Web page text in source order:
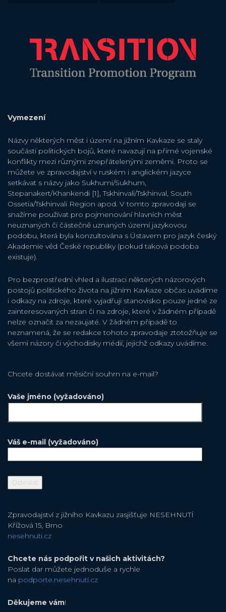
Vymezení
Názvy některých měst i území na jižním Kavkaze se staly
součástí politických bojů, které navazují na přímé vojenské
konflikty mezi různými znepřátelenými zeměmi. Proto se
můžete ve zpravodajství v ruském i anglickém jazyce
setkávat s názvy jako Sukhumi/Sukhum,
Stepanakert/Khankendi [1], Tskhinvali/Tskhinval, South
Ossetia/Tskhinvali Region apod. V tomto zpravodaji se
snažíme používat pro pojmenování hlavních měst
neuznaných či částečně uznaných území jazykovou
podobu, která byla konzultována s Ústavem pro jazyk český
Akademie věd České republiky (pokud taková podoba
existuje).
Pro bezprostřední vhled a ilustraci některých názorových
postojů politického života na jižním Kavkaze občas uvádíme
i odkazy na zdroje, které vyjadřují stanovisko pouze jedné ze
zainteresovaných stran či na zdroje, které v žádném případě
nelze označit za nezaujaté. V žádném případě to
neznamená, že se redakce tohoto zpravodaje ztotožňuje se
všemi názory či východisky médií, jejichž odkazy uvádíme.
Chcete dostávat měsiční souhrn na e-mail?
Vaše jméno (vyžadováno)
Váš e-mail (vyžadováno)
Zpravodajství z jižního Kavkazu zasjišťuje NESEHNUTÍ
Křížová 15, Brno
nesehnuti.cz
Chcete nás podpořit v našich aktivitách?
Poslat dar můžete jednoduše a rychle
na podporte.nesehnuti.cz
Děkujeme vám!